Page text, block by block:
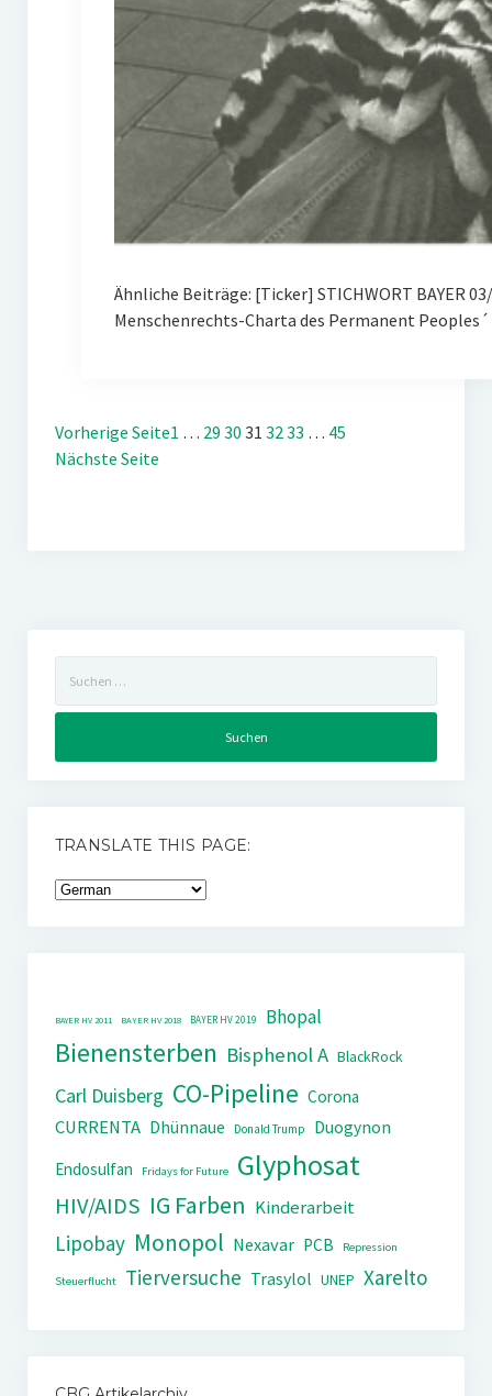
Ähnliche Beiträge: [Ticker] STICHWORT BAYER
Menschenrechts-Charta des Permanent
Vorherige Seite1 … 29 30 31 3233 … 45
Nächste Seite
nach:
TRANSLATE THIS PAGE:
BAYER HV 2011 BAYER HV 2018 BAYER HV 2019 Bhopal
Bienensterben Bisphenol A BlackRock
Carl Duisberg CO-Pipeline Corona
CURRENTA Dhünnaue Donald Trump
Duogynon
Endosulfan
Fridays for Future Glyphosat
HIV/AIDS IG Farben Kinderarbeit
Lipobay Monopol Nexavar PCB Repression
Steuerflucht Tierversuche Trasylol UNEP Xarelto